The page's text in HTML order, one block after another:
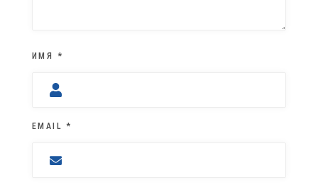
ИМЯ *
EMAIL*